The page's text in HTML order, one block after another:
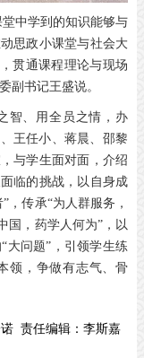
中学到的知识能够与
思政小课堂与社会大
贯通课程理论与现场
副书记王盛说。
智、用全员之情，办
王任小、蒋晨、邵黎
与学生面对面，介绍
临的挑战，以自身成
，传承“为人群服务，
国，药学人何为”，以
大问题”，引领学生练
领，争做有志气、骨
责任编辑： 李斯嘉